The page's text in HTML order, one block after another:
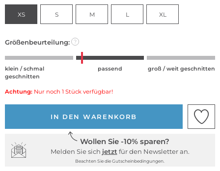
XS S M L XL
Größenbeurteilung: ?
klein / schmal
geschnitten
passend groß / weit geschnitten
Achtung: Nur noch 1 Stück verfügbar!
IN DEN WARENKORB
Wollen Sie -10% sparen?
Melden Sie sich jetzt für den Newsletter an.
Beachten Sie die Gutscheinbedingungen.